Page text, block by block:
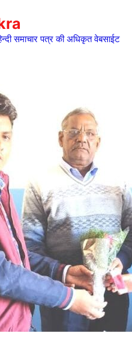
समाचार पत्र की अधिकृत वेबसाईट